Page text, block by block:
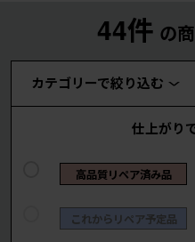
44件 の
カテゴリーで絞り込む
仕上がり
高品質リペア済み品
これからリペア予定品